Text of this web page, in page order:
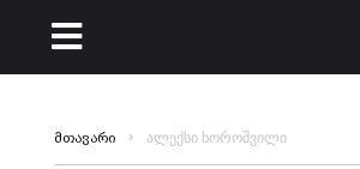
მთავარი ალექსი ხოროშვილი